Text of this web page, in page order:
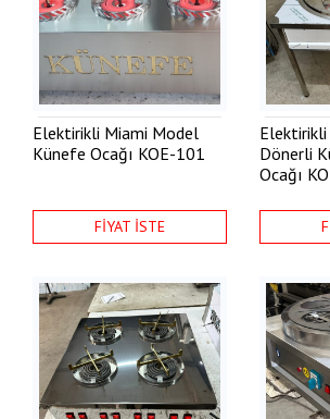
Elektirikli Miami Model
Künefe Ocağı KOE-101
FİYAT İSTE
Dönerli
Ocağı